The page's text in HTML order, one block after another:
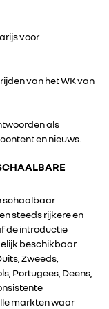
voor
van het WK van
als
en nieuws.
schaalbaar
steeds rijkere en
de introductie
beschikbaar
Zweeds,
Portugees, Deens,
markten waar